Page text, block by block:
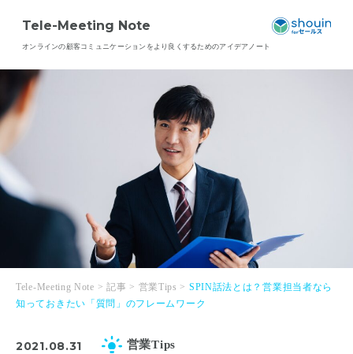
Tele-Meeting Note
オンラインの顧客コミュニケーションを より良くするためのアイデアノート
Tele-Meeting Note >記事 > 営業Tips > SPIN話法とは？営業担当者なら
知っておきたい「質問」のフレームワーク
2021.08.31 営業Tips